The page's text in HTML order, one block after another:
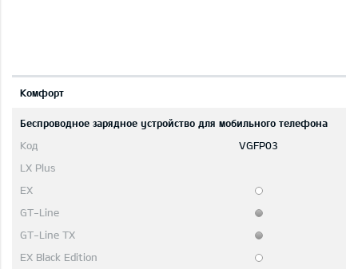
Комфорт
Беспроводное зарядное устройство для мобильного телефона
VGFP03